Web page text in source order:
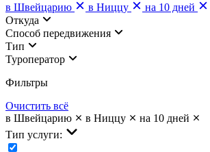
в Швейцарию
в Ниццу
на 10 дней
Откуда
Cпособ передвижения
Тип
Туроператор
Фильтры
Очистить всё
в Швейцарию
в Ниццу
на 10 дней
Тип услуги: